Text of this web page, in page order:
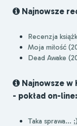
Najnowsze
Recenzja
Moja miłość
Dead Awake
Najnowsze w
- pokład on-line:
Taka sprawa... ;)